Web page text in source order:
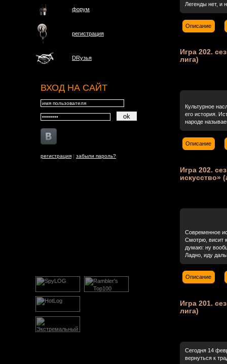
форум
регистрация
DRузья
ВХОД НА САЙТ
регистрация | забыли пароль?
Легенды нет, и
Описание
Игра 202.
лига)
Культурное
его история.
народе
Описание
Игра 202.
искусство»
Современное
Смотрю, висит
думаю: ну
Ладно, иду
Описание
Игра 201.
лига)
Сегодня 14
вернуться к